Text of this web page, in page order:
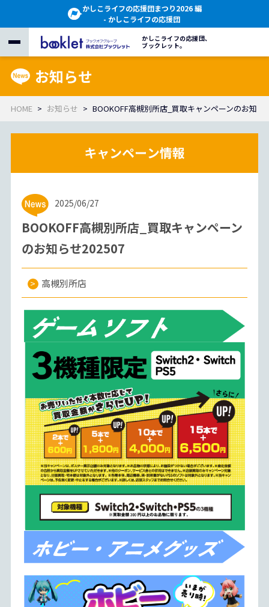
かしこライフの応援団まつり2026 編
- かしこライフの応援団
かしこライフの応援団、
ブックレット。
お知らせ
HOME お知らせ BOOKOFF高槻別所店_買取キャンペーンのお知ら
2025/06/27
BOOKOFF高槻別所店_買取キャンペーン
のお知らせ202507
高槻別所店